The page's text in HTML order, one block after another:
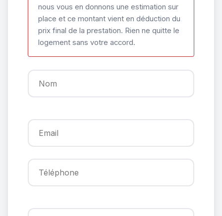
nous vous en donnons une estimation sur
place et ce montant vient en déduction du
prix final de la prestation. Rien ne quitte le
logement sans votre accord.